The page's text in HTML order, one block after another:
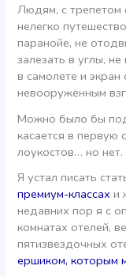
Людям, с трепетом
нелегко
паранойе, не
залезать в углы,
в самолете и экран
невооруженным
Можно было бы
касается в
лоукостов… но нет.
Я устал писать
премиум-классах и
недавних пор я с
комнатах отелей,
пятизвездочных
ершиком, которым